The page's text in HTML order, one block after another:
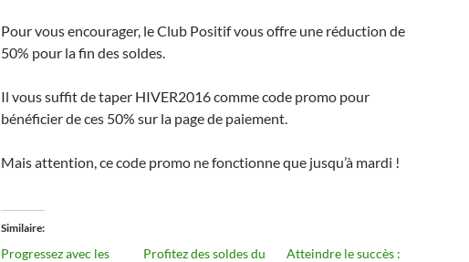
Pour vous encourager, le Club Positif vous offre une réduction de
50% pour la fin des soldes.
Il vous suffit de taper HIVER2016 comme code promo pour
bénéficier de ces 50% sur la page de paiement.
Mais attention, ce code promo ne fonctionne que jusqu’à mardi !
Similaire
Progressez avec les
Profitez des soldes du
Atteindre le succès :